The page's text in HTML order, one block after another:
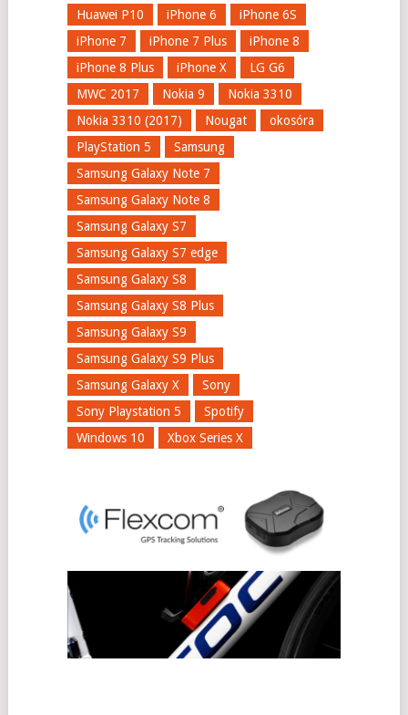
Huawei P10
iPhone 6
iPhone 6S
iPhone 7
iPhone 7 Plus
iPhone 8
iPhone 8 Plus
iPhone X
LG G6
MWC 2017
Nokia 9
Nokia 3310
Nokia 3310 (2017)
Nougat
okosóra
PlayStation 5
Samsung
Samsung Galaxy Note 7
Samsung Galaxy Note 8
Samsung Galaxy S7
Samsung Galaxy S7 edge
Samsung Galaxy S8
Samsung Galaxy S8 Plus
Samsung Galaxy S9
Samsung Galaxy S9 Plus
Samsung Galaxy X
Sony
Sony Playstation 5
Spotify
Windows 10
Xbox Series X